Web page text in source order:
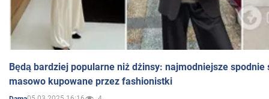
Będą bardziej popularne niż dżinsy: najmodniejsze spodnie
masowo kupowane przez fashionistki